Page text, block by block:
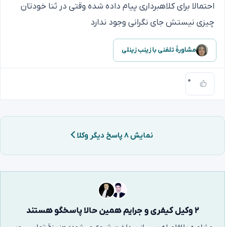
احتمالا برای کلاهبرداری پیام داده شده وقتی در ثنا خودتان
چیزی نیستش جای نگرانی وجود ندارد
مشاورهٔ تلفنی با زینب زینلی
۰
نمایش ۸ پاسخ دیگر وکلا
۲ وکیل کیفری و جرایم همین حالا پاسخگو هستند